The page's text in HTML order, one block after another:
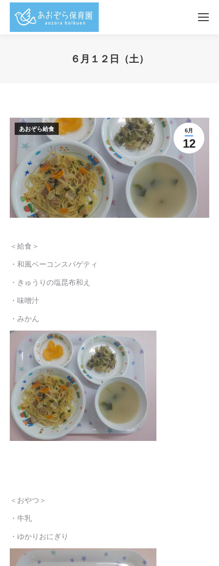
６月１２日（土）
6月
12
あおぞら給食
＜給食＞
・和風ベーコンスパゲティ
・きゅうりの塩昆布和え
・味噌汁
・みかん
＜おやつ＞
・牛乳
・ゆかりおにぎり